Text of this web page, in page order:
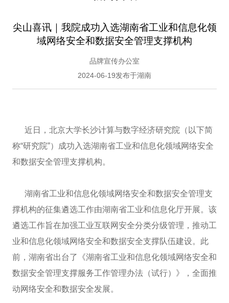
尖山喜讯｜我院成功入选湖南省工业和信息化领
域网络安全和数据安全管理支撑机构
品牌宣传办公室
2024-06-19发布于湖南
近日，北京大学长沙计算与数字经济研究院（以下简
称“研究院”）成功入选湖南省工业和信息化领域网络安全
和数据安全管理支撑机构。
湖南省工业和信息化领域网络安全和数据安全管理支
撑机构的征集遴选工作由湖南省工业和信息化厅开展。该
遴选工作旨在加强工业互联网安全分类分级管理，推动工
业和信息化领域网络安全和数据安全支撑队伍建设。此
前，湖南省出台了《湖南省工业和信息化领域网络安全和
数据安全管理支撑服务工作管理办法（试行）》，全面推
动网络安全和数据安全发展。